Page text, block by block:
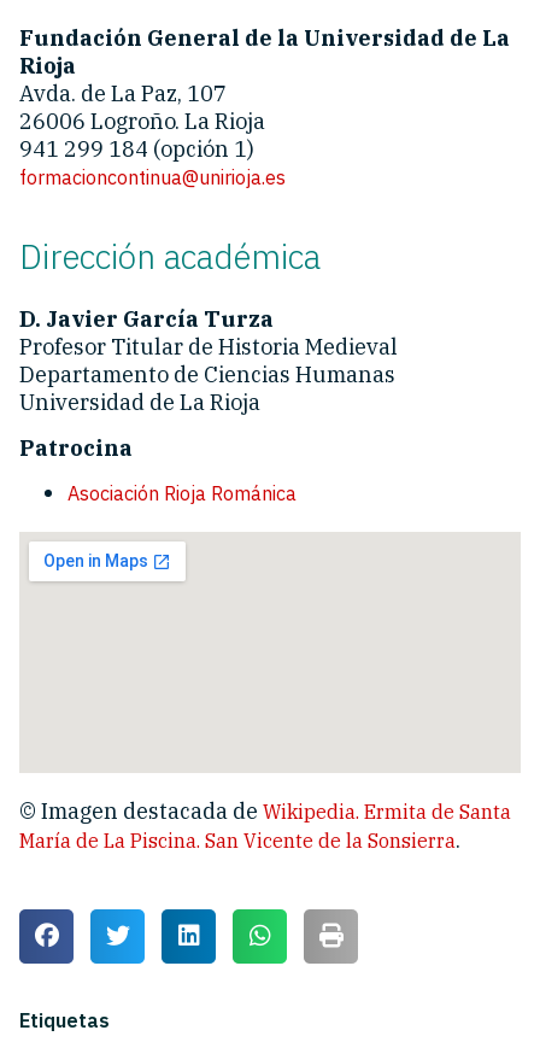
Fundación General de la Universidad de La
Rioja
Avda. de La Paz, 107
26006 Logroño. La Rioja
941 299 184 (opción 1)
formacioncontinua@unirioja.es
Dirección académica
D. Javier García Turza
Profesor Titular de Historia Medieval
Departamento de Ciencias Humanas
Universidad de La Rioja
Patrocina
Asociación Rioja Románica
© Imagen destacada de Wikipedia. Ermita de Santa
María de La Piscina. San Vicente de la Sonsierra.
Etiquetas